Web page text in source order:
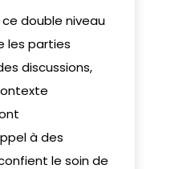
ce double niveau
les parties
discussions,
à des
le soin de